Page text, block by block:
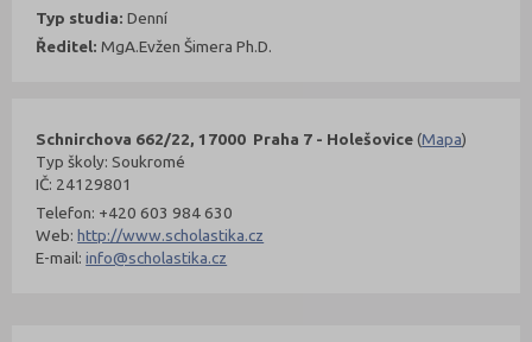
Schnirchova 662/22, 17000 Praha 7 - Holešovice(Mapa)
Typ školy: Soukromé
IČ: 24129801
Telefon: +420 603 984 630
Web:http://www.scholastika.cz
E-mail:info@scholastika.cz
Typ studia: Denní
Ředitel: MgA.Evžen Šimera Ph.D.